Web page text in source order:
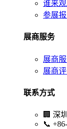
谁来
参展
展商服务
展商
展商
联系方式
🏢 深
📞